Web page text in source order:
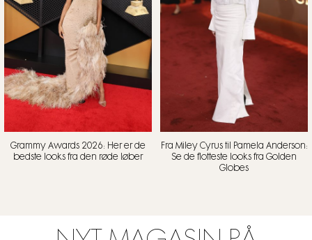
Grammy Awards 2026: Her er de
bedste looks fra den røde løber
Fra Miley Cyrus til Pamela Anderson:
Se de flotteste looks fra Golden
Globes